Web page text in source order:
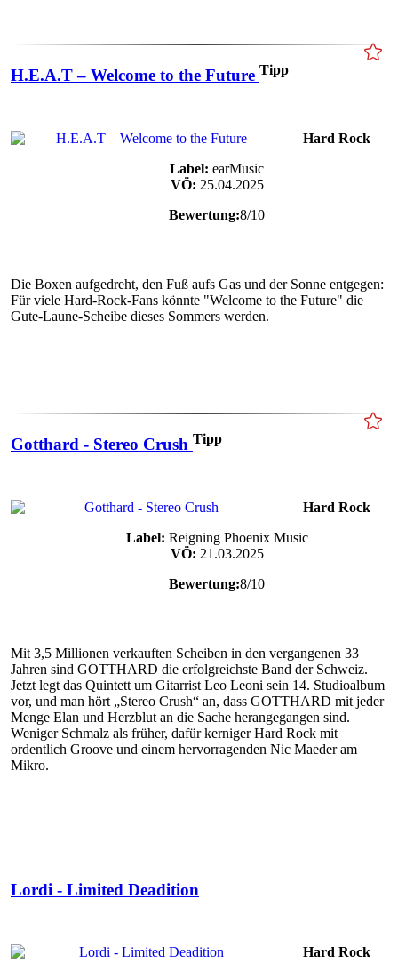
H.E.A.T – Welcome to the Future Tipp
Hard Rock
Label: earMusic
VÖ: 25.04.2025
Bewertung:8/10
Die Boxen aufgedreht, den Fuß aufs Gas und der Sonne entgegen:
Für viele Hard-Rock-Fans könnte "Welcome to the Future" die
Gute-Laune-Scheibe dieses Sommers werden.
Gotthard - Stereo Crush Tipp
Hard Rock
Label: Reigning Phoenix Music
VÖ: 21.03.2025
Bewertung:8/10
Mit 3,5 Millionen verkauften Scheiben in den vergangenen 33
Jahren sind GOTTHARD die erfolgreichste Band der Schweiz.
Jetzt legt das Quintett um Gitarrist Leo Leoni sein 14. Studioalbum
vor, und man hört „Stereo Crush“ an, dass GOTTHARD mit jeder
Menge Elan und Herzblut an die Sache herangegangen sind.
Weniger Schmalz als früher, dafür kerniger Hard Rock mit
ordentlich Groove und einem hervorragenden Nic Maeder am
Mikro.
Lordi - Limited Deadition
Hard Rock